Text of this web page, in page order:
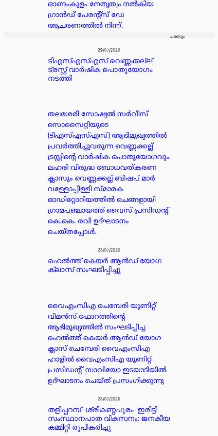
ഓണംകുളം നേതൃത്വം നൽകിയ
ഗ്രാൻഡ് പേരൻ്റ്സ് ഡേ
ആചരണത്തിൽ നിന്ന്.
പരസ്യം
29/07/2026
ടിഎസ്എസ്എസ് വെണ്ണക്കല്ല്
ട്രസ്റ്റ് വാർഷിക പൊതുയോഗം
നടത്തി
തലശേരി സോഷ്യൽ സർവീസ്
സൊസൈറ്റിയുടെ
(ടിഎസ്എസ്എസ്) ആഭിമുഖ്യത്തിൽ
പ്രവർത്തിച്ചുവരുന്ന വെണ്ണക്കല്ല്
ട്രസ്റ്റിൻ്റെ വാർഷിക പൊതുയോഗവും
ലഹരി വിരുദ്ധ ബോധവത്കരണ
ക്ലാസും വെണ്ണക്കല്ല് ബിഷപ് മാർ
വള്ളോപ്പിള്ളി സ്മാരക
ഓഡിറ്റോറിയത്തിൽ ചെങ്ങളായി
ഗ്രാമപഞ്ചായത്ത് വൈസ് പ്രസിഡന്റ്‌
കെ.കെ. രവി ഉദ്ഘാടനം
ചെയ്തപ്പോൾ.
28/07/2026
ഹെൽത്ത് കെയർ ആൻഡ് യോഗ
ക്ലാസ് സംഘടിപ്പിച്ചു
വൈഎംസിഎ ചെമ്പേരി യൂണിറ്റ്
വിമൻസ് ഫോറത്തിന്റെ
ആഭിമുഖ്യത്തിൽ സംഘടിപ്പിച്ച
ഹെൽത്ത് കെയർ ആൻഡ് യോഗ
ക്ലാസ് ചെമ്പേരി വൈഎംസിഎ
ഹാളിൽ വൈഎംസിഎ യൂണിറ്റ്
പ്രസിഡൻ്റ് സാവിയോ ഇടയാടിയിൽ
ഉദ്ഘാടനം ചെയ്ത് പ്രസംഗിക്കുന്നു
28/07/2026
തളിപ്പറമ്പ്–ശ്രീകണ്ഠപുരം–ഇരിട്ടി
സംസ്ഥാനപാത വികസനം: ജനകീയ
കമ്മിറ്റി രൂപീകരിച്ചു